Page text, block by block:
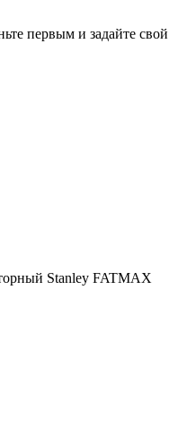
первым и задайте свой
Stanley FATMAX